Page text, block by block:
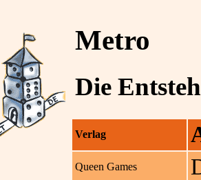
Metro
Die
Verlag
Queen Games